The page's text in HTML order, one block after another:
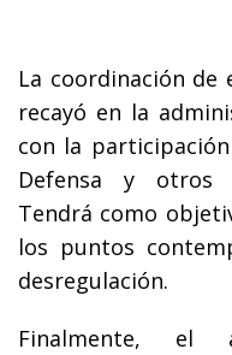
La coordinación de
recayó en la
con la
Defensa y otros
Tendrá como
los puntos
desregulación.
Finalmente, el